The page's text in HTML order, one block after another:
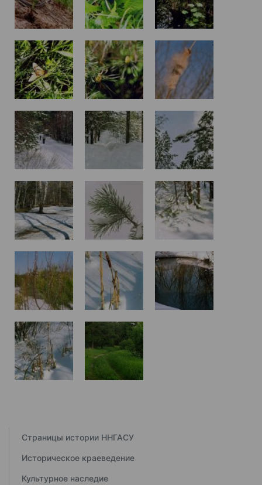
Страницы истории ННГАСУ
Историческое краеведение
Культурное наследие